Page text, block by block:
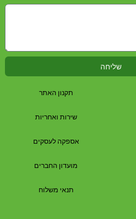
שליחה
תקנון האתר
שירות ואחריות
אספקה לעסקים
מועדון החברים
תנאי משלוח